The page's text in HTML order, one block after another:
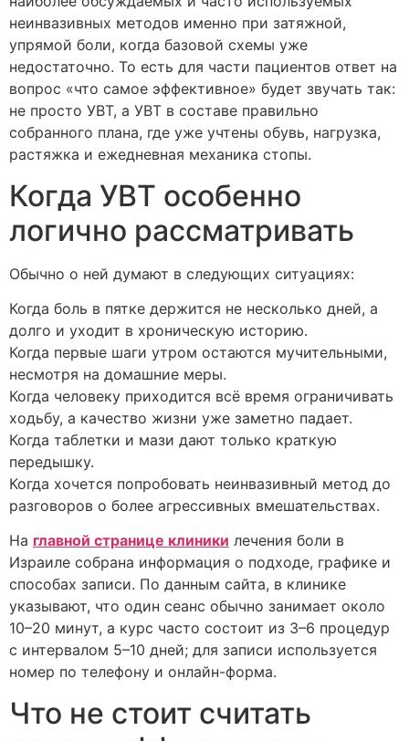
неинвазивных методов именно при затяжной,
упрямой боли, когда базовой схемы уже
недостаточно. То есть для части пациентов ответ на
вопрос «что самое эффективное» будет звучать так:
не просто УВТ, а УВТ в составе правильно
собранного плана, где уже учтены обувь, нагрузка,
растяжка и ежедневная механика стопы.
Когда УВТ особенно
логично рассматривать
Обычно о ней думают в следующих ситуациях:
Когда боль в пятке держится не несколько дней, а
долго и уходит в хроническую историю.
Когда первые шаги утром остаются мучительными,
несмотря на домашние меры.
Когда человеку приходится всё время ограничивать
ходьбу, а качество жизни уже заметно падает.
Когда таблетки и мази дают только краткую
передышку.
Когда хочется попробовать неинвазивный метод до
разговоров о более агрессивных вмешательствах.
На главной странице клиники лечения боли в
Израиле собрана информация о подходе, графике и
способах записи. По данным сайта, в клинике
указывают, что один сеанс обычно занимает около
10–20 минут, а курс часто состоит из 3–6 процедур
с интервалом 5–10 дней; для записи используется
номер по телефону и онлайн-форма.
Что не стоит считать